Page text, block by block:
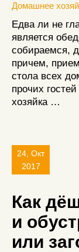
Домашнее
Едва ли не
является
собираемся,
причем,
стола всех
прочих
хозяйка …
24, Окт
2017
Как
и
или